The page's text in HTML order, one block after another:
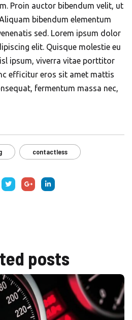
Proin auctor bibendum velit, ut
bibendum elementum
sed. Lorem ipsum dolor
elit. Quisque molestie eu
ipsum, viverra vitae porttitor
efficitur eros sit amet mattis
fermentum massa nec,
contactless
posts